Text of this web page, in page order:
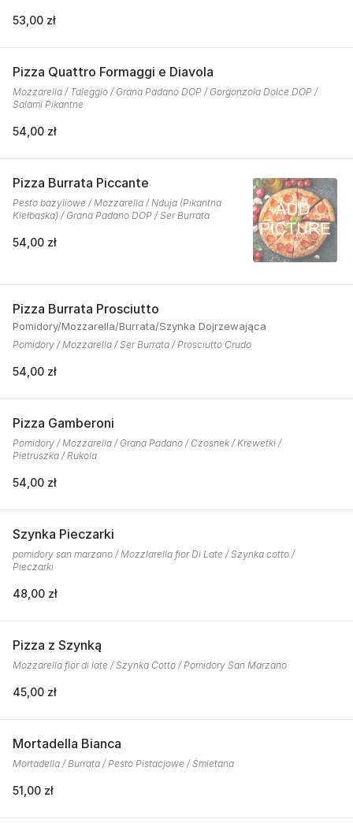
53,00 zł
Pizza Quattro Formaggi e Diavola
Mozzarella / Taleggio / Grana Padano DOP / Gorgonzola Dolce DOP /
Salami Pikantne
54,00 zł
Pizza Burrata Piccante
Pesto bazyliowe / Mozzarella / Nduja (Pikantna
Kiełbaska) / Grana Padano DOP / Ser Burrata
54,00 zł
Pizza Burrata Prosciutto
Pomidory/Mozzarella/Burrata/Szynka Dojrzewająca
Pomidory / Mozzarella / Ser Burrata / Prosciutto Crudo
54,00 zł
Pizza Gamberoni
Pomidory / Mozzarella / Grana Padano / Czosnek / Krewetki /
Pietruszka / Rukola
54,00 zł
Szynka Pieczarki
pomidory san marzano / Mozzlarella fior Di Late / Szynka cotto /
Pieczarki
48,00 zł
Pizza z Szynką
Mozzarella fior di late / Szynka Cotto / Pomidory San Marzano
45,00 zł
Mortadella Bianca
Mortadella / Burrata / Pesto Pistacjowe / Śmietana
51,00 zł